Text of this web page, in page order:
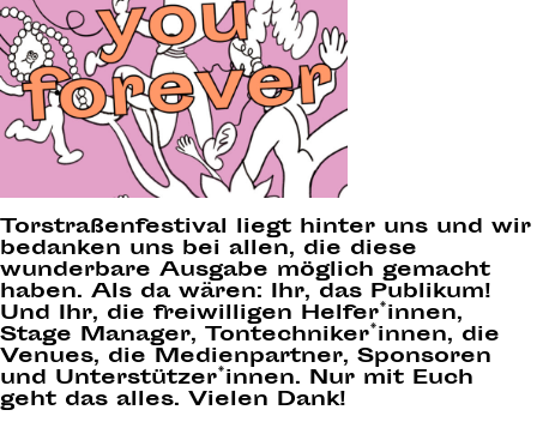
Torstraßenfestival liegt hinter uns und wir
bedanken uns bei allen, die diese
wunderbare Ausgabe möglich gemacht
haben. Als da wären: Ihr, das Publikum!
Und Ihr, die freiwilligen Helfer*innen,
Stage Manager, Tontechniker*innen, die
Venues, die Medienpartner, Sponsoren
und Unterstützer*innen. Nur mit Euch
geht das alles. Vielen Dank!